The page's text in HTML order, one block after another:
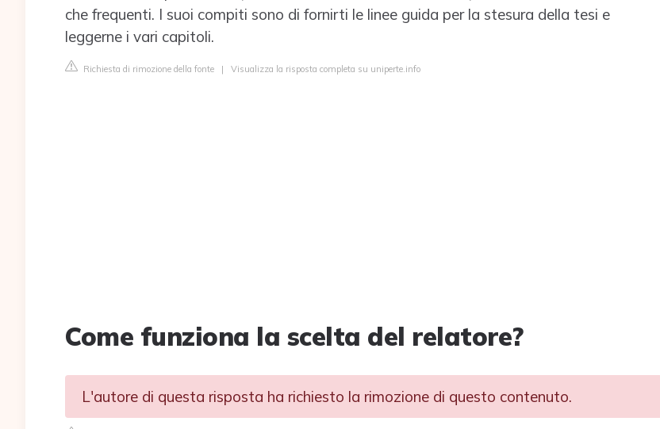
che frequenti. I suoi compiti sono di fornirti le linee guida per la stesura della tesi e
leggerne i vari capitoli.
Richiesta di rimozione della fonte | Visualizza la risposta completa su uniperte.info
Come funziona la scelta del relatore?
L'autore di questa risposta ha richiesto la rimozione di questo contenuto.